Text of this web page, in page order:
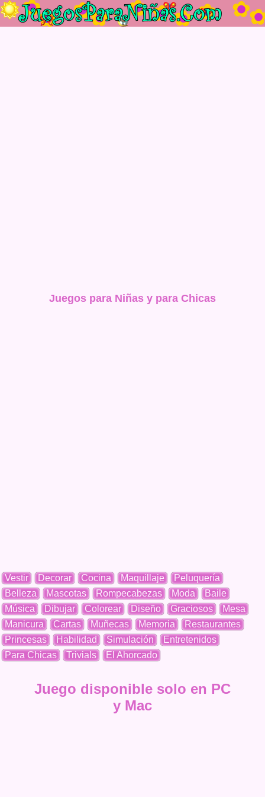
Juegos para Niñas y para Chicas
Vestir Decorar Cocina Maquillaje
Peluquería
Belleza
Mascotas Rompecabezas Moda
Baile
Música
Dibujar Colorear Diseño Graciosos
Mesa
Manicura
Cartas Muñecas Memoria
Restaurantes
Princesas
Habilidad Simulación
Entretenidos
Para Chicas
Trivials El Ahorcado
Juego disponible solo en PC
y Mac